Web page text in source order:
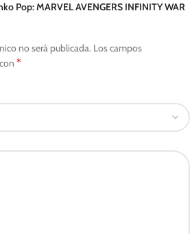
Pop: MARVEL AVENGERS INFINITY WAR
no será publicada. Los campos
*